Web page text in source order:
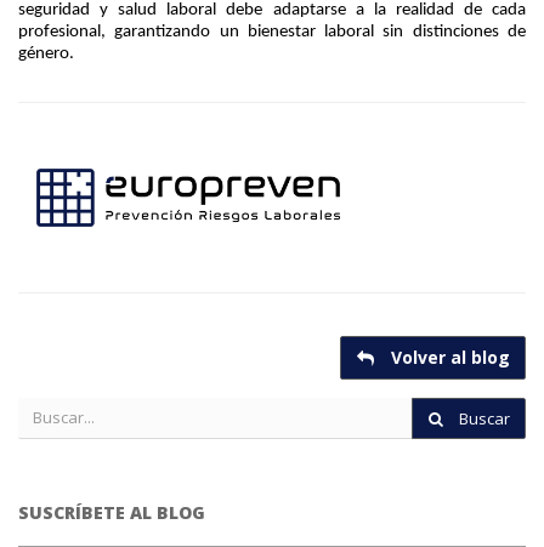
seguridad y salud laboral debe adaptarse a la realidad de cada
profesional, garantizando un bienestar laboral sin distinciones de
género.
Volver al blog
Buscar
SUSCRÍBETE AL BLOG